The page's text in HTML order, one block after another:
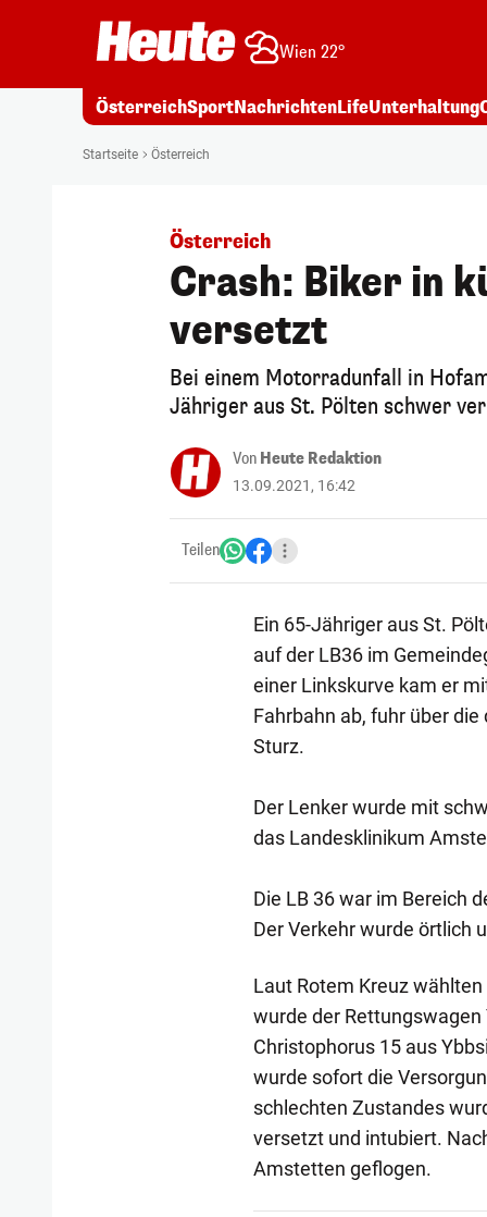
Wien 22°
ÖsterreichSportNachrichtenLifeUnterhaltung
Startseite Österreich
Österreich
Crash: Biker in
versetzt
Bei einem Motorradunfall in
Jähriger aus St. Pölten schwer
Von Heute Redaktion
13.09.2021, 16:42
Teilen
Ein 65-Jähriger aus St.
auf der LB36 im
einer Linkskurve kam er
Fahrbahn ab, fuhr über
Sturz.
Der Lenker wurde mit
das Landesklinikum
Die LB 36 war im Bereich
Der Verkehr wurde örtlich
Laut Rotem Kreuz
wurde der
Christophorus 15 aus
wurde sofort die
schlechten Zustandes
versetzt und intubiert.
Amstetten geflogen.